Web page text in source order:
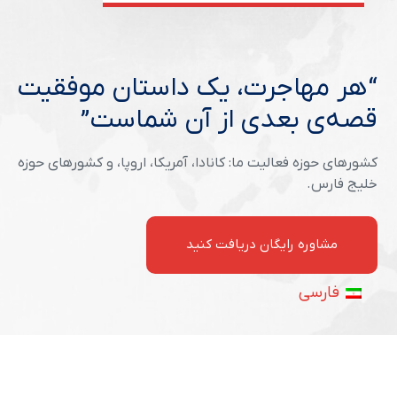
“هر مهاجرت، یک داستان موفقیت
قصه‌ی بعدی از آن شماست”
کشورهای حوزه فعالیت ما: کانادا، آمریکا، اروپا، و کشورهای حوزه
خلیج فارس.
مشاوره رایگان دریافت کنید
فارسی